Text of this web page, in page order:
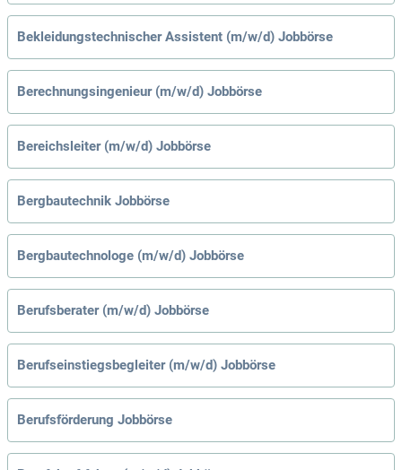
Bekleidungstechnischer Assistent (m/w/d) Jobbörse
Berechnungsingenieur (m/w/d) Jobbörse
Bereichsleiter (m/w/d) Jobbörse
Bergbautechnik Jobbörse
Bergbautechnologe (m/w/d) Jobbörse
Berufsberater (m/w/d) Jobbörse
Berufseinstiegsbegleiter (m/w/d) Jobbörse
Berufsförderung Jobbörse